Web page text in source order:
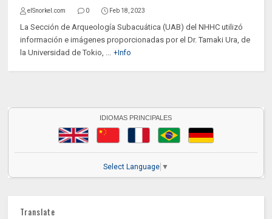
elSnorkel.com 0 Feb 18, 2023
La Sección de Arqueología Subacuática (UAB) del NHHC utilizó
información e imágenes proporcionadas por el Dr. Tamaki Ura, de
la Universidad de Tokio, ... +Info
IDIOMAS PRINCIPALES
Select Language ▼
Translate